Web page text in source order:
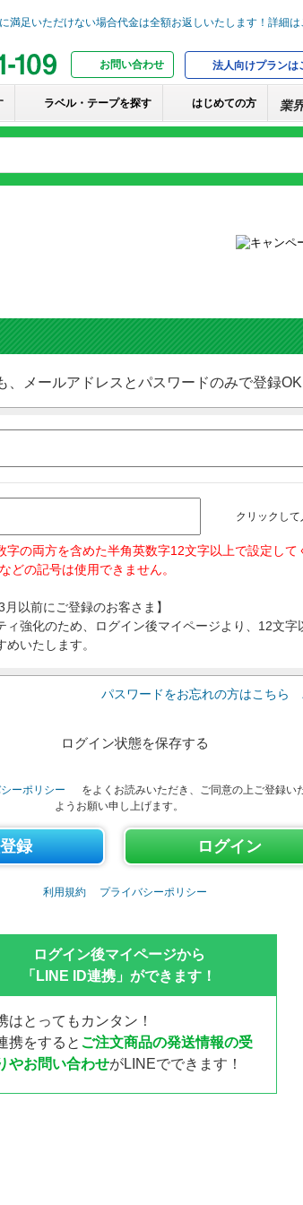
お問い合わせ 法人向けプランは
ラベル・テープを探す はじめての方
、メールアドレスとパスワードのみで登録OK
クリックし
の両方を含めた半角英数字12文字以上で設定して
どの記号は使用できません。
月以前にご登録のお客さま】
ィ強化のため、ログイン後マイページより、12文字
めいたします。
パスワードをお忘れの方はこちら
ログイン状態を保存する
ーポリシー
をよくお読みいただき、ご同意の上ご登録い
ようお願い申し上げます。
利用規約 プライバシーポリシー
ログイン後マイページから
「LINE ID連携」ができます！
はとってもカンタン！
携をすると ご注文商品の発送情報の受
やお問い合わせがLINEでできます！